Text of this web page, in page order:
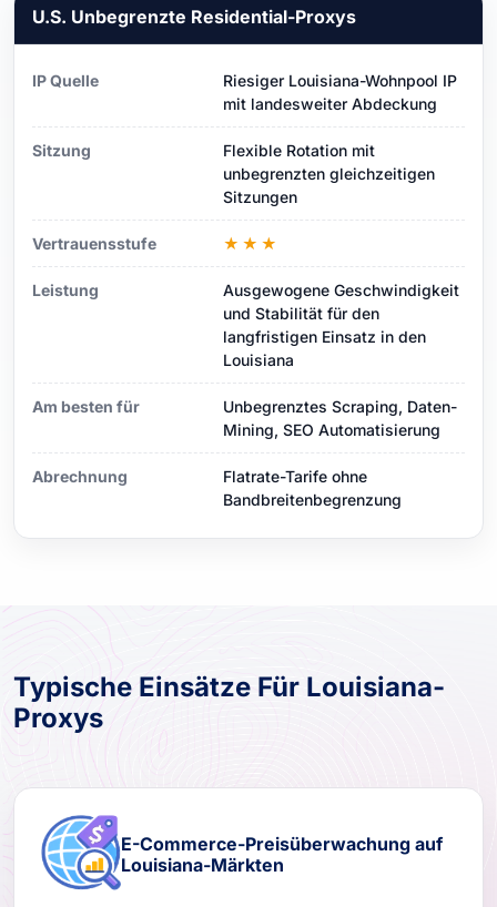
U.S. Unbegrenzte Residential-Proxys
IP Quelle
Riesiger Louisiana-Wohnpool IP
mit landesweiter Abdeckung
Sitzung
Flexible Rotation mit
unbegrenzten gleichzeitigen
Sitzungen
Vertrauensstufe ★★★
Leistung
Ausgewogene Geschwindigkeit
und Stabilität für den
langfristigen Einsatz in den
Louisiana
Am besten für
Unbegrenztes Scraping, Daten-
Mining, SEO Automatisierung
Abrechnung
Flatrate-Tarife ohne
Bandbreitenbegrenzung
Typische Einsätze Für Louisiana-
Proxys
E-Commerce-Preisüberwachung auf
Louisiana-Märkten